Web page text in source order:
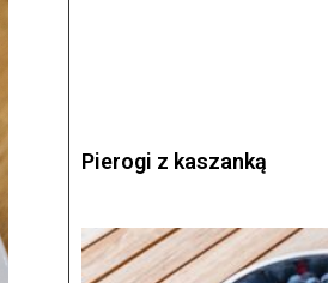
Pierogi z kaszanką